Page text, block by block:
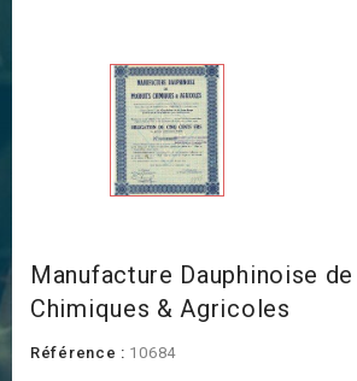
Manufacture Dauphinoise
Chimiques & Agricoles
Référence : 10684